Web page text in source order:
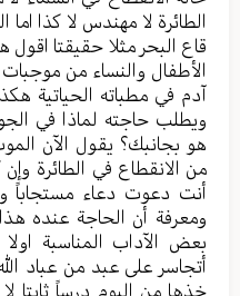
الطائرة لا مهندس لا كذا اما
قاع البحر مثلا حقيقتا
الأطفال والنساء من موجبات
آدم في مطباته الحياتية
ويطلب حاجته لماذا في
هو بجانبك؟ يقول الآن
من الانقطاع في الطائرة
أنت دعوت دعاء مستجاباً
ومعرفة أن الحاجة عنده
بعض الآداب المناسبة
أتجاسر على عبد من عباد
خذها من اليوم درساً ثابتا